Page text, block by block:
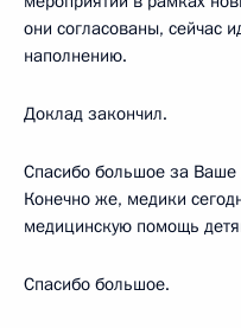
они согласованы, сейчас
наполнению.
Доклад закончил.
Спасибо большое за Ваше
Конечно же, медики
медицинскую помощь
Спасибо большое.